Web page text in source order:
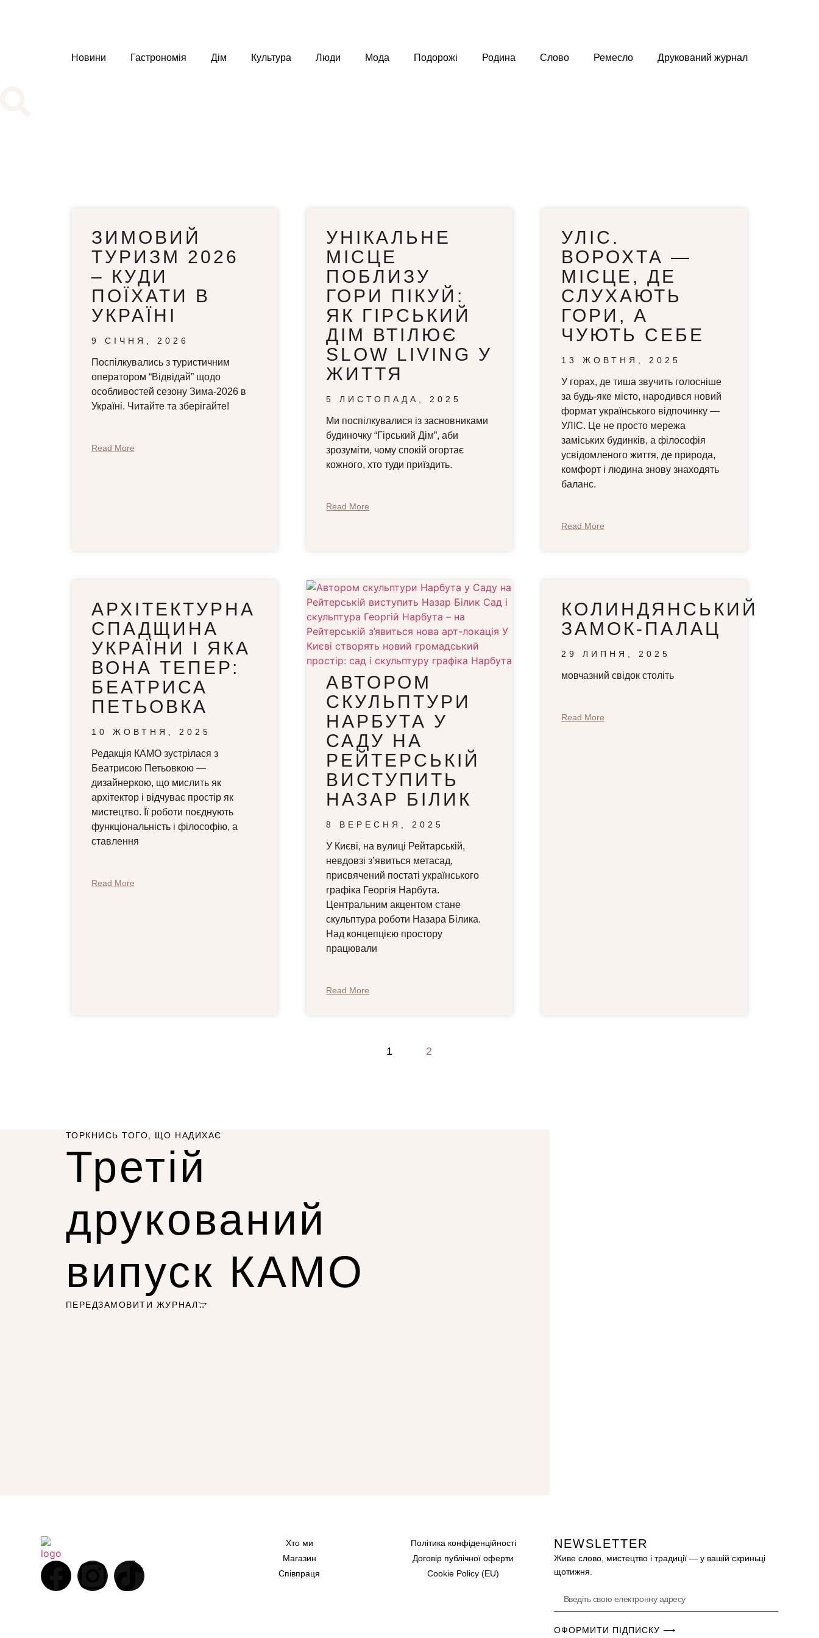
Новини Гастрономія Дім Культура Люди Мода Подорожі Родина Слово Ремесло Друкований журнал
ЗИМОВИЙ
ТУРИЗМ 2026
– КУДИ
ПОЇХАТИ В
УКРАЇНІ
9 СІЧНЯ, 2026
Поспілкувались з туристичним
оператором “Відвідай” щодо
особливостей сезону Зима-2026 в
Україні. Читайте та зберігайте!
Read More
УНІКАЛЬНЕ
МІСЦЕ
ПОБЛИЗУ
ГОРИ ПІКУЙ:
ЯК ГІРСЬКИЙ
ДІМ ВТІЛЮЄ
SLOW LIVING У
ЖИТТЯ
5 ЛИСТОПАДА, 2025
Ми поспілкувалися із засновниками
будиночку “Гірський Дім”, аби
зрозуміти, чому спокій огортає
кожного, хто туди приїздить.
Read More
УЛІС.
ВОРОХТА —
МІСЦЕ, ДЕ
СЛУХАЮТЬ
ГОРИ, А
ЧУЮТЬ СЕБЕ
13 ЖОВТНЯ, 2025
У горах, де тиша звучить голосніше
за будь-яке місто, народився новий
формат українського відпочинку —
УЛІС. Це не просто мережа
заміських будинків, а філософія
усвідомленого життя, де природа,
комфорт і людина знову знаходять
баланс.
Read More
АРХІТЕКТУРНА
СПАДЩИНА
УКРАЇНИ І ЯКА
ВОНА ТЕПЕР:
БЕАТРИСА
ПЕТЬОВКА
10 ЖОВТНЯ, 2025
Редакція КАМО зустрілася з
Беатрисою Петьовкою —
дизайнеркою, що мислить як
архітектор і відчуває простір як
мистецтво. Її роботи поєднують
функціональність і філософію, а
ставлення
Read More
АВТОРОМ
СКУЛЬПТУРИ
НАРБУТА У
САДУ НА
РЕЙТЕРСЬКІЙ
ВИСТУПИТЬ
НАЗАР БІЛИК
8 ВЕРЕСНЯ, 2025
У Києві, на вулиці Рейтарській,
невдовзі з’явиться метасад,
присвячений постаті українського
графіка Георгія Нарбута.
Центральним акцентом стане
скульптура роботи Назара Білика.
Над концепцією простору
працювали
Read More
КОЛИНДЯНСЬКИЙ
ЗАМОК-ПАЛАЦ
29 ЛИПНЯ, 2025
мовчазний свідок століть
Read More
1 2
ТОРКНИСЬ ТОГО, ЩО НАДИХАЄ
Третій
друкований
випуск КАМО
ПЕРЕДЗАМОВИТИ ЖУРНАЛ
Хто ми
Магазин
Співпраця
Політика конфіденційності
Договір публічної оферти
Cookie Policy (EU)
NEWSLETTER
Живе слово, мистецтво і традиції — у вашій скриньці
щотижня.
ОФОРМИТИ ПІДПИСКУ ⟶